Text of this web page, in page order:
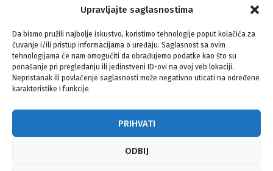
Upravljajte saglasnostima
Da bismo pružili najbolje iskustvo, koristimo tehnologije poput kolačića za
čuvanje i/ili pristup informacijama o uređaju. Saglasnost sa ovim
tehnologijama će nam omogućiti da obrađujemo podatke kao što su
ponašanje pri pregledanju ili jedinstveni ID-ovi na ovoj veb lokaciji.
Nepristanak ili povlačenje saglasnosti može negativno uticati na određene
karakteristike i funkcije.
PRIHVATI
ODBIJ
Zagreb ispratio bicikliste na put do Srebrenice